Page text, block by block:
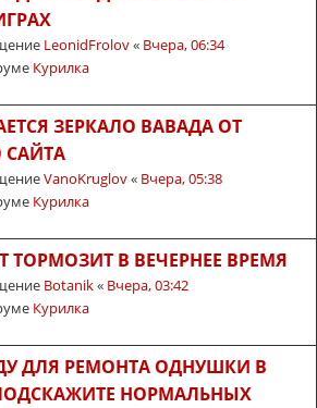
LeonidFrolov« Вчера, 06:34
Курилка
ЗЕРКАЛО ВАВАДА ОТ
VanoKruglov« Вчера, 05:38
Курилка
ТОРМОЗИТ В ВЕЧЕРНЕЕ ВРЕМЯ
Botanik« Вчера, 03:42
Курилка
ДЛЯ РЕМОНТА ОДНУШКИ В
НОРМАЛЬНЫХ